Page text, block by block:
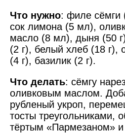
Что нужно: филе сёмги
сок лимона (5 мл),
масло (8 мл), дыня (50
(2 г), белый хлеб (18
(4 г), базилик (2 г).
Что делать: сёмгу
оливковым маслом.
рубленый укроп,
тосты треугольниками,
тёртым «Пармезаном» и